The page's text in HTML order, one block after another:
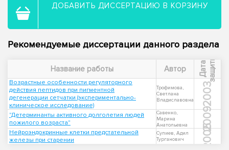
ДОБАВИТЬ ДИССЕРТАЦИЮ В КОРЗИНУ
Рекомендуемые диссертации данного раздела
Название работы Автор Д
а
т
а
з
а
щ
и
т ы
Возрастные особенности регуляторного
действия пептидов при пигментной
дегенерации сетчатки (экспериментально-
клиническое исследование)
Трофимова,
Светлана
Владиславовна
2003
"Детерминанты активного долголетия людей
пожилого возраста"
Савенко,
Марина
Анатольевна
2009
Нейроэндокринные клетки предстательной
железы при старении
Супиев, Адил
Турганович
2005